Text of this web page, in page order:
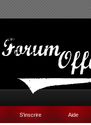
S'inscrire Aide